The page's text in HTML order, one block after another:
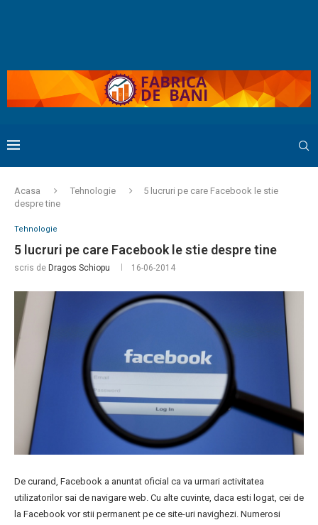
Acasa Tehnologie
5 lucruri pe care Facebook le stie
despre tine
Tehnologie
5 lucruri pe care Facebook le stie despre tine
scris de Dragos Schiopu 16-06-2014
De curand, Facebook a anuntat oficial ca va urmari activitatea
utilizatorilor sai de navigare web. Cu alte cuvinte, daca esti logat, cei de
la Facebook vor stii permanent pe ce site-uri navighezi. Numerosi